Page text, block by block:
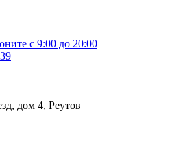
с 9:00 до 20:00
дом 4, Реутов